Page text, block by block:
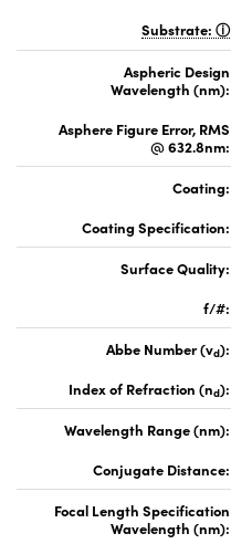
Substrate:
Aspheric Design
Wavelength (nm):
Asphere Figure Error, RMS
@ 632.8nm:
Coating:
Coating Specification:
Surface Quality:
f/#:
Abbe Number (vd):
Index of Refraction (nd):
Wavelength Range (nm):
Conjugate Distance:
Focal Length Specification
Wavelength (nm):